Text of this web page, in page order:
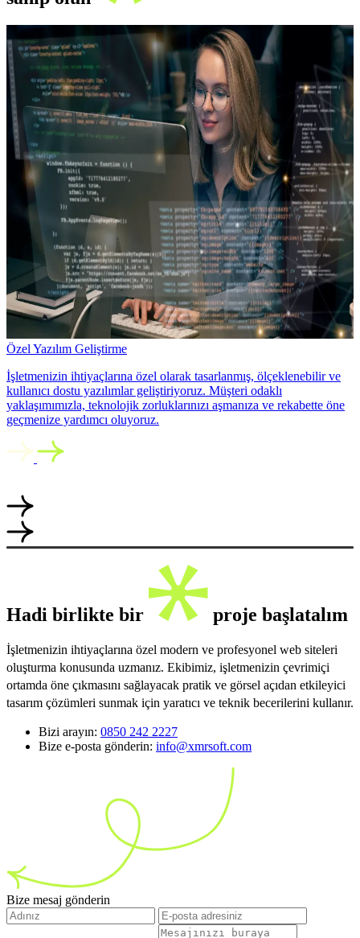
Özel Yazılım Geliştirme
İşletmenizin ihtiyaçlarına özel olarak tasarlanmış, ölçeklenebilir ve
kullanıcı dostu yazılımlar geliştiriyoruz. Müşteri odaklı
yaklaşımımızla, teknolojik zorluklarınızı aşmanıza ve rekabette öne
geçmenize yardımcı oluyoruz.
Hadi birlikte bir proje başlatalım
İşletmenizin ihtiyaçlarına özel modern ve profesyonel web siteleri
oluşturma konusunda uzmanız. Ekibimiz, işletmenizin çevrimiçi
ortamda öne çıkmasını sağlayacak pratik ve görsel açıdan etkileyici
tasarım çözümleri sunmak için yaratıcı ve teknik becerilerini kullanır.
Bizi arayın: 0850 242 2227
Bize e-posta gönderin: info@xmrsoft.com
Bize mesaj gönderin